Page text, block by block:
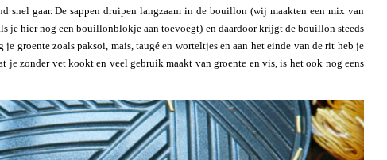
snel gaar. De sappen druipen langzaam in de bouillon (wij maakten een mix van
je hier nog een bouillonblokje aan toevoegt) en daardoor krijgt de bouillon steeds
groente zoals paksoi, mais, taugé en worteltjes en aan het einde van de rit heb je
je zonder vet kookt en veel gebruik maakt van groente en vis, is het ook nog eens